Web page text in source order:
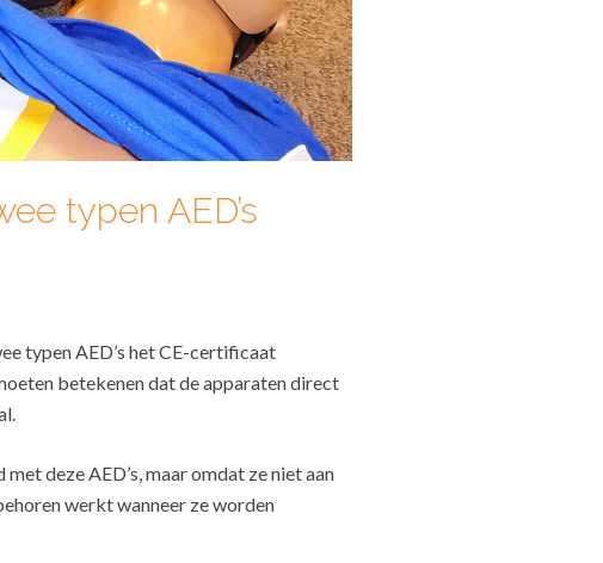
typen AED’s
typen AED’s het CE-certificaat
betekenen dat de apparaten direct
deze AED’s, maar omdat ze niet aan
werkt wanneer ze worden